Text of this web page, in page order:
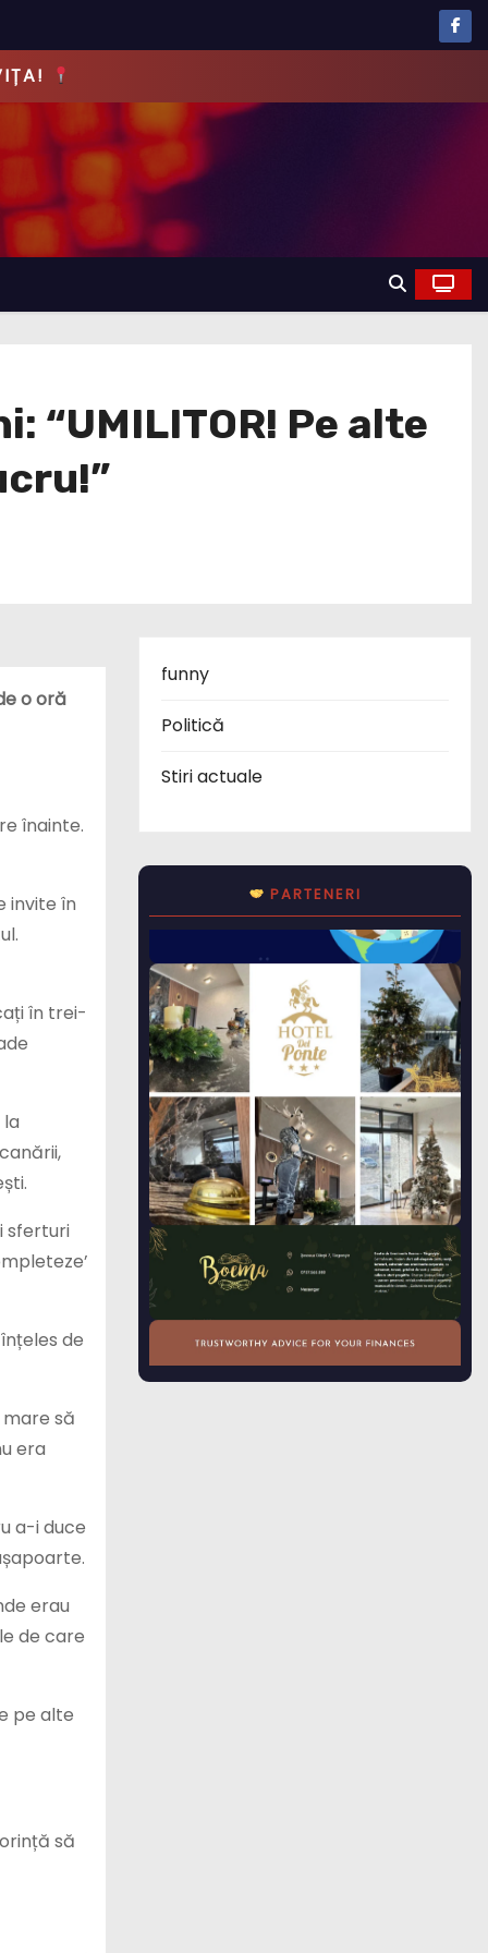
“UMILITOR! Pe alte
o oră
înainte.
invite în
în trei-
sferturi
de
să
era
a-i duce
erau
de care
pe alte
să
funny
Politică
Stiri actuale
PARTENERI